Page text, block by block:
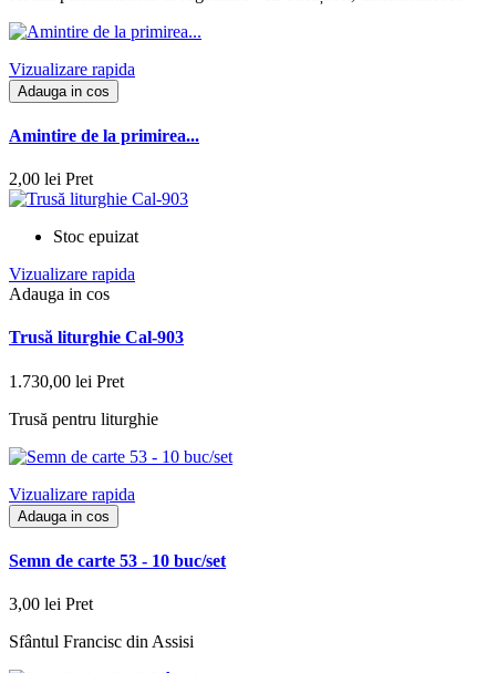
Vizualizare rapida
Adauga in cos
Amintire de la primirea...
2,00 lei Pret
Stoc epuizat
Vizualizare rapida
Adauga in cos
Trusă liturghie Cal-903
1.730,00 lei Pret
Trusă pentru liturghie
Vizualizare rapida
Adauga in cos
Semn de carte 53 - 10 buc/set
3,00 lei Pret
Sfântul Francisc din Assisi